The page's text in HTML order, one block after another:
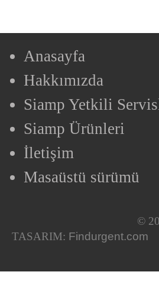
Anasayfa
Hakkımızda
Siamp Yetkili
Siamp Ürünleri
İletişim
Masaüstü sürümü
©
TASARIM: Findurgent.com